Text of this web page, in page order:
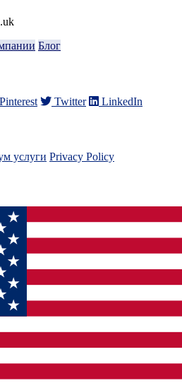
Блог
Pinterest Twitter LinkedIn
услуги Privacy Policy